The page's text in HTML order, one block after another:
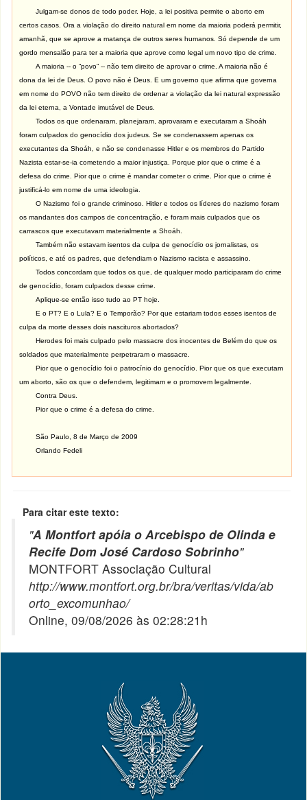
Julgam-se donos de todo poder. Hoje, a lei positiva permite o aborto em
certos casos. Ora a violação do direito natural em nome da maioria poderá permitir,
amanhã, que se aprove a matança de outros seres humanos. Só depende de um
gordo mensalão para ter a maioria que aprove como legal um novo tipo de crime.
A maioria -- o “povo” -- não tem direito de aprovar o crime. A maioria não é
dona da lei de Deus. O povo não é Deus. E um governo que afirma que governa
em nome do POVO não tem direito de ordenar a violação da lei natural expressão
da lei eterna, a Vontade imutável de Deus.
Todos os que ordenaram, planejaram, aprovaram e executaram a Shoáh
foram culpados do genocídio dos judeus. Se se condenassem apenas os
executantes da Shoáh, e não se condenasse Hitler e os membros do Partido
Nazista estar-se-ia cometendo a maior injustiça. Porque pior que o crime é a
defesa do crime. Pior que o crime é mandar cometer o crime. Pior que o crime é
justificá-lo em nome de uma ideologia.
O Nazismo foi o grande criminoso. Hitler e todos os líderes do nazismo foram
os mandantes dos campos de concentração, e foram mais culpados que os
carrascos que executavam materialmente a Shoáh.
Também não estavam isentos da culpa de genocídio os jornalistas, os
políticos, e até os padres, que defendiam o Nazismo racista e assassino.
Todos concordam que todos os que, de qualquer modo participaram do crime
de genocídio, foram culpados desse crime.
Aplique-se então isso tudo ao PT hoje.
E o PT? E o Lula? E o Temporão? Por que estariam todos esses isentos de
culpa da morte desses dois nascituros abortados?
Herodes foi mais culpado pelo massacre dos inocentes de Belém do que os
soldados que materialmente perpetraram o massacre.
Pior que o genocídio foi o patrocínio do genocídio. Pior que os que executam
um aborto, são os que o defendem, legitimam e o promovem legalmente.
Contra Deus.
Pior que o crime é a defesa do crime.
São Paulo, 8 de Março de 2009
Orlando Fedeli
Para citar este texto:
"A Montfort apóia o Arcebispo de Olinda e
Recife Dom José Cardoso Sobrinho"
MONTFORT Associação Cultural
http://www.montfort.org.br/bra/veritas/vida/ab
orto_excomunhao/
Online, 09/08/2026 às 02:28:21h